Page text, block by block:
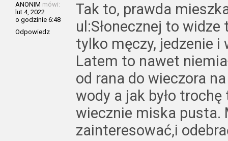
ANONIM mówi:
lut 4, 2022
o godzinie 6:48
Odpowiedz
Tak to, prawda
ul:Słonecznej to
tylko męczy, jedzenie
Latem to nawet
od rana do wieczora
wody a jak było
wiecznie miska pusta.
zainteresować,i